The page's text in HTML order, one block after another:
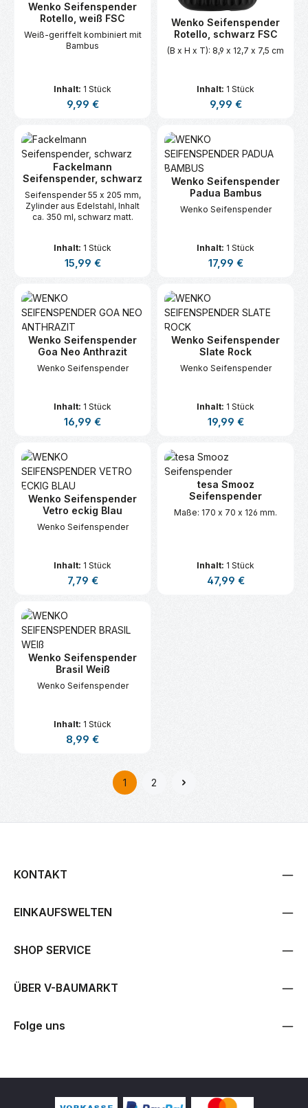
Wenko Seifenspender
Rotello, weiß FSC
Weiß-geriffelt kombiniert mit
Bambus
Inhalt: 1 Stück
Regulärer Preis:
9,99 €
Wenko Seifenspender
Rotello, schwarz FSC
(B x H x T): 8,9 x 12,7 x 7,5 cm
Inhalt: 1 Stück
Regulärer Preis:
9,99 €
Fackelmann
Seifenspender, schwarz
Seifenspender 55 x 205 mm,
Zylinder aus Edelstahl, Inhalt
ca. 350 ml, schwarz matt.
Inhalt: 1 Stück
Regulärer Preis:
15,99 €
Wenko Seifenspender
Padua Bambus
Wenko Seifenspender
Inhalt: 1 Stück
Regulärer Preis:
17,99 €
Wenko Seifenspender
Goa Neo Anthrazit
Wenko Seifenspender
Inhalt: 1 Stück
Regulärer Preis:
16,99 €
Wenko Seifenspender
Slate Rock
Wenko Seifenspender
Inhalt: 1 Stück
Regulärer Preis:
19,99 €
Wenko Seifenspender
Vetro eckig Blau
Wenko Seifenspender
Inhalt: 1 Stück
Regulärer Preis:
7,79 €
tesa Smooz
Seifenspender
Maße: 170 x 70 x 126 mm.
Inhalt: 1 Stück
Regulärer Preis:
47,99 €
Wenko Seifenspender
Brasil Weiß
Wenko Seifenspender
Inhalt: 1 Stück
Regulärer Preis:
8,99 €
Seite
1
Seite
2
KONTAKT
EINKAUFSWELTEN
SHOP SERVICE
ÜBER V-BAUMARKT
Folge uns